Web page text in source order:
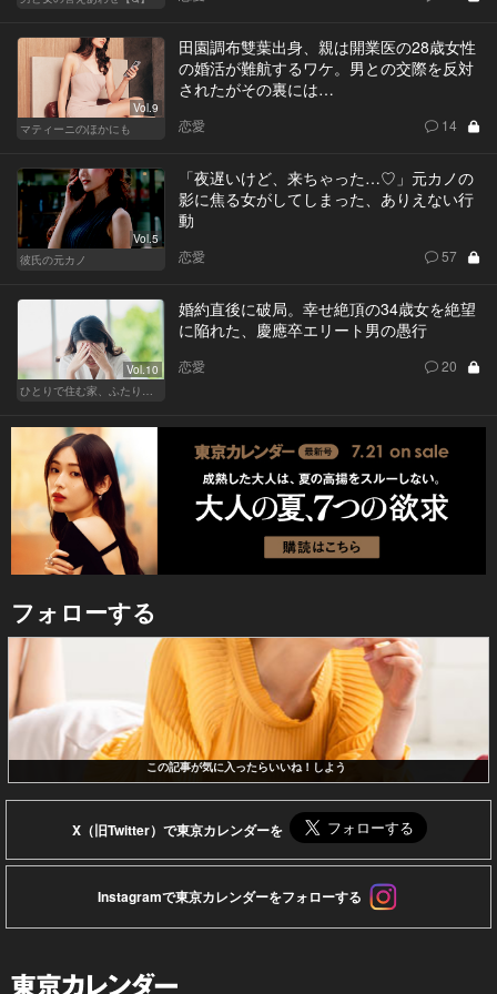
Vol.9
マティーニのほかにも
田園調布雙葉出身、親は開業医の28歳女性
の婚活が難航するワケ。男との交際を反対
されたがその裏には…
恋愛 14
Vol.5
彼氏の元カノ
「夜遅いけど、来ちゃった…♡」元カノの
影に焦る女がしてしまった、ありえない行
動
恋愛 57
Vol.10
婚約直後に破局。幸せ絶頂の34歳女を絶望
に陥れた、慶應卒エリート男の愚行
恋愛 20
フォローする
この記事が気に入ったらいいね！しよう
X（旧Twitter）で東京カレンダーを
Instagramで東京カレンダーをフォローする